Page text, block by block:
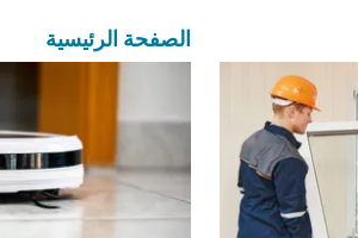
الصفحة الرئيسية